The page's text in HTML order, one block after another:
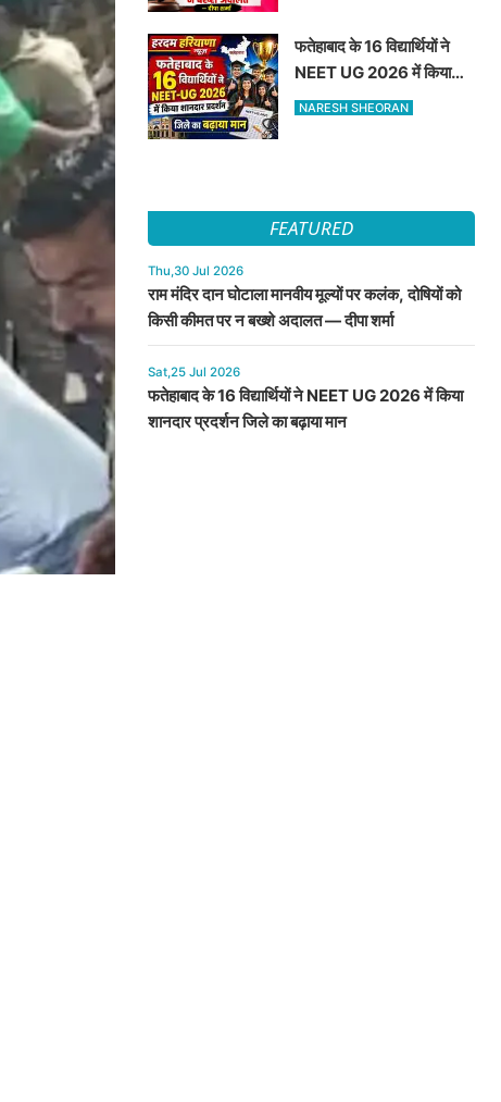
फतेहाबाद के 16 विद्यार्थियों ने
NEET UG 2026 में किया
शानदार प्रदर्शन जिले का बढ़ाया
NARESH SHEORAN
FEATURED
Thu,30 Jul 2026
राम मंदिर दान घोटाला मानवीय मूल्यों पर कलंक, दोषियों को
किसी कीमत पर न बख्शे अदालत — दीपा शर्मा
Sat,25 Jul 2026
फतेहाबाद के 16 विद्यार्थियों ने NEET UG 2026 में किया
शानदार प्रदर्शन जिले का बढ़ाया मान